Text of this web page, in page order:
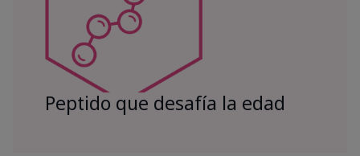
Peptido que desafía la edad